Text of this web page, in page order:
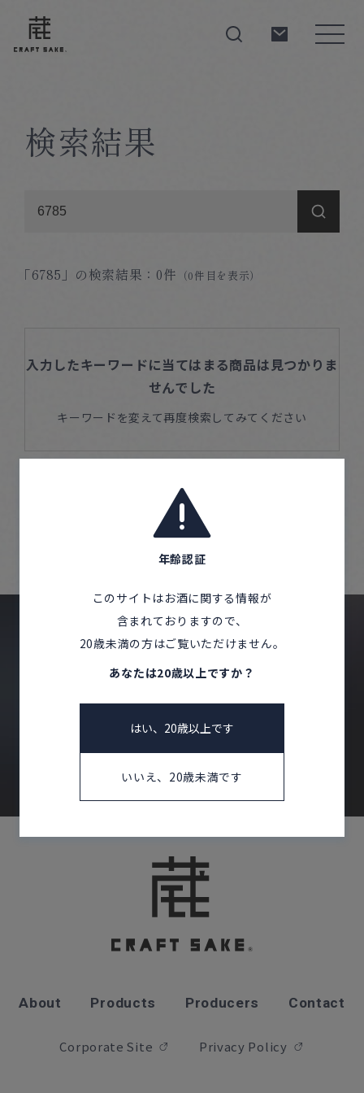
Producers
Corprate Site Privacy Policy
Follow Us
検索結果
「6785」 の検索結果：0件 （0件目を表示）
入力したキーワードに当てはまる商品は見つかりま
せんでした
キーワードを変えて再度検索してみてください
キーワードから探す
CONTACT US
お問い合わせ
About Products Producers Contact
Corporate Site Privacy Policy
年齢認証
このサイトはお酒に関する情報が
含まれておりますので、
20歳未満の方はご覧いただけません。
あなたは20歳以上ですか？
はい、20歳以上です
いいえ、20歳未満です